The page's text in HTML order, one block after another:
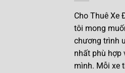
Cho Thuê Xe
tôi mong
chương trình
nhất phù hợp
mình. Mỗi xe